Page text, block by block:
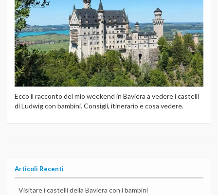
Ecco il racconto del mio weekend in Baviera a vedere i castelli
di Ludwig con bambini. Consigli, itinerario e cosa vedere.
Articoli Recenti
Visitare i castelli della Baviera con i bambini